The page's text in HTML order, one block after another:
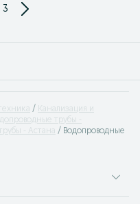
3
Канализация и
трубы -
- Астана
Водопроводные